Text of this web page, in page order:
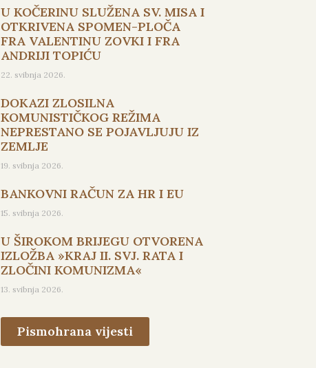
U KOČERINU SLUŽENA SV. MISA I
OTKRIVENA SPOMEN-PLOČA
FRA VALENTINU ZOVKI I FRA
ANDRIJI TOPIĆU
22. svibnja 2026.
DOKAZI ZLOSILNA
KOMUNISTIČKOG REŽIMA
NEPRESTANO SE POJAVLJUJU IZ
ZEMLJE
19. svibnja 2026.
BANKOVNI RAČUN ZA HR I EU
15. svibnja 2026.
U ŠIROKOM BRIJEGU OTVORENA
IZLOŽBA »KRAJ II. SVJ. RATA I
ZLOČINI KOMUNIZMA«
13. svibnja 2026.
Pismohrana vijesti